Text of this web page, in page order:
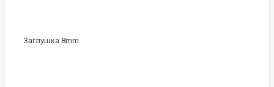
Заглушка 8mm